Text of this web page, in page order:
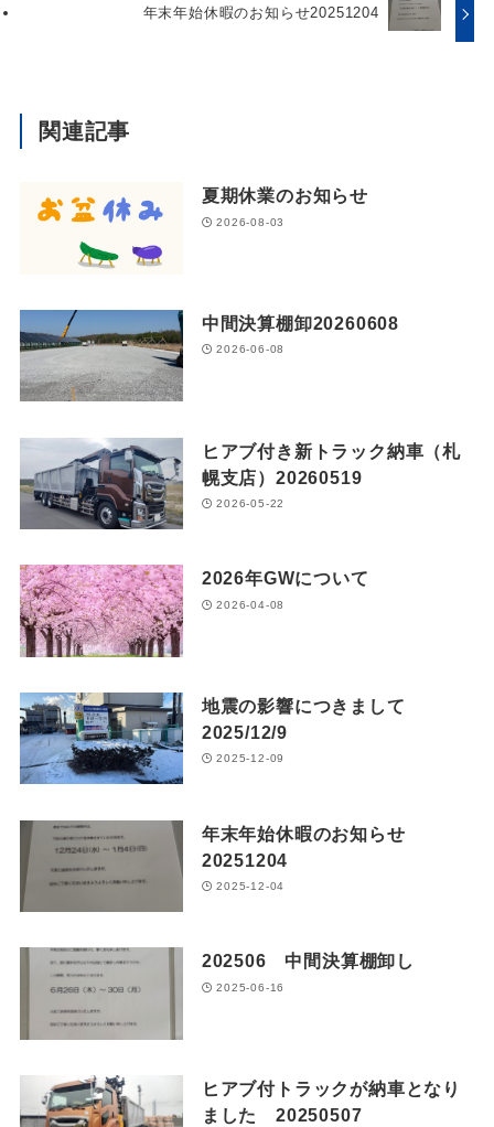
年末年始休暇のお知らせ20251204
関連記事
夏期休業のお知らせ
2026-08-03
中間決算棚卸20260608
2026-06-08
ヒアブ付き新トラック納車（札
幌支店）20260519
2026-05-22
2026年GWについて
2026-04-08
地震の影響につきまして
2025/12/9
2025-12-09
年末年始休暇のお知らせ
20251204
2025-12-04
202506 中間決算棚卸し
2025-06-16
ヒアブ付トラックが納車となり
ました 20250507